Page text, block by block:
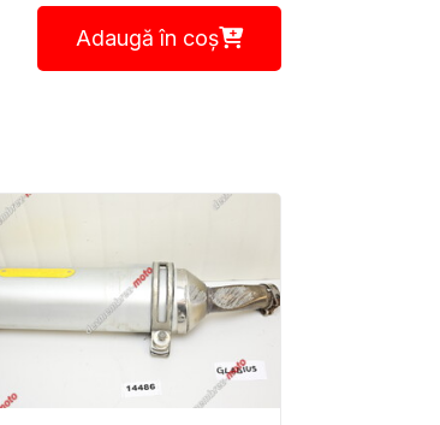
Adaugă în coș